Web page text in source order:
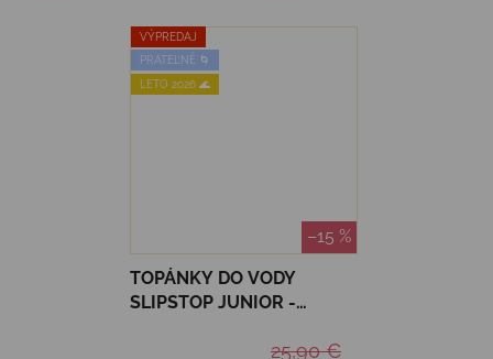
VÝPREDAJ
PRATEĽNÉ 🌀
LETO 2026 🌊
–15 %
TOPÁNKY DO VODY
SLIPSTOP JUNIOR -
25,90 €